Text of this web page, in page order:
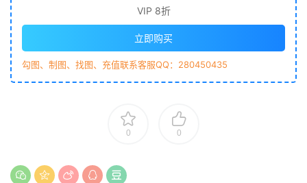
VIP 8折
立即购买
勾图、制图、找图、充值联系客服QQ：280450435
0 0